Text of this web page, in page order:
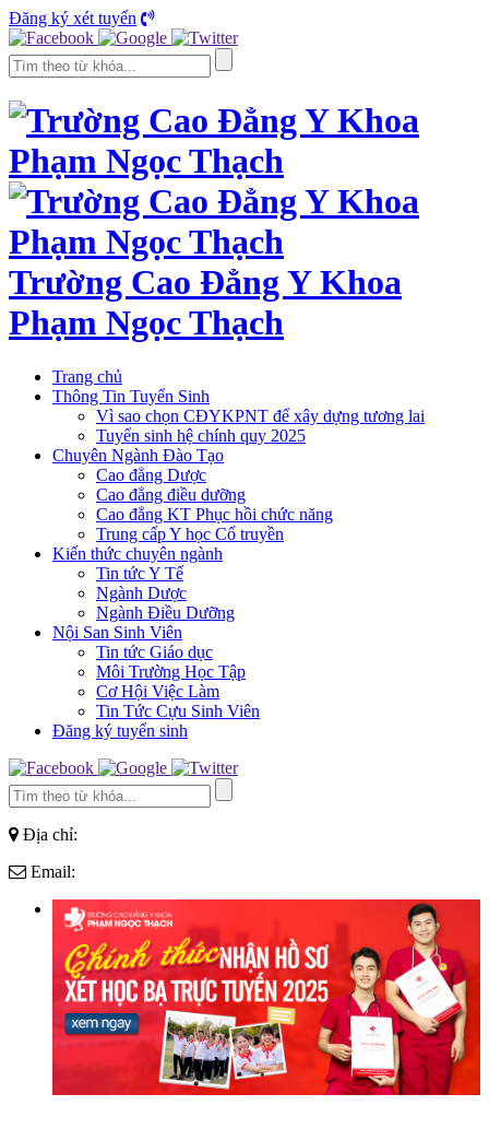
Đăng ký xét tuyển
Trường Cao Đẳng Y Khoa
Phạm Ngọc Thạch
Trang chủ
Thông Tin Tuyển Sinh
Vì sao chọn CĐYKPNT để xây dựng tương lai
Tuyển sinh hệ chính quy 2025
Chuyên Ngành Đào Tạo
Cao đẳng Dược
Cao đẳng điều dưỡng
Cao đẳng KT Phục hồi chức năng
Trung cấp Y học Cổ truyền
Kiến thức chuyên ngành
Tin tức Y Tế
Ngành Dược
Ngành Điều Dưỡng
Nội San Sinh Viên
Tin tức Giáo dục
Môi Trường Học Tập
Cơ Hội Việc Làm
Tin Tức Cựu Sinh Viên
Đăng ký tuyển sinh
Địa chỉ:
Email: